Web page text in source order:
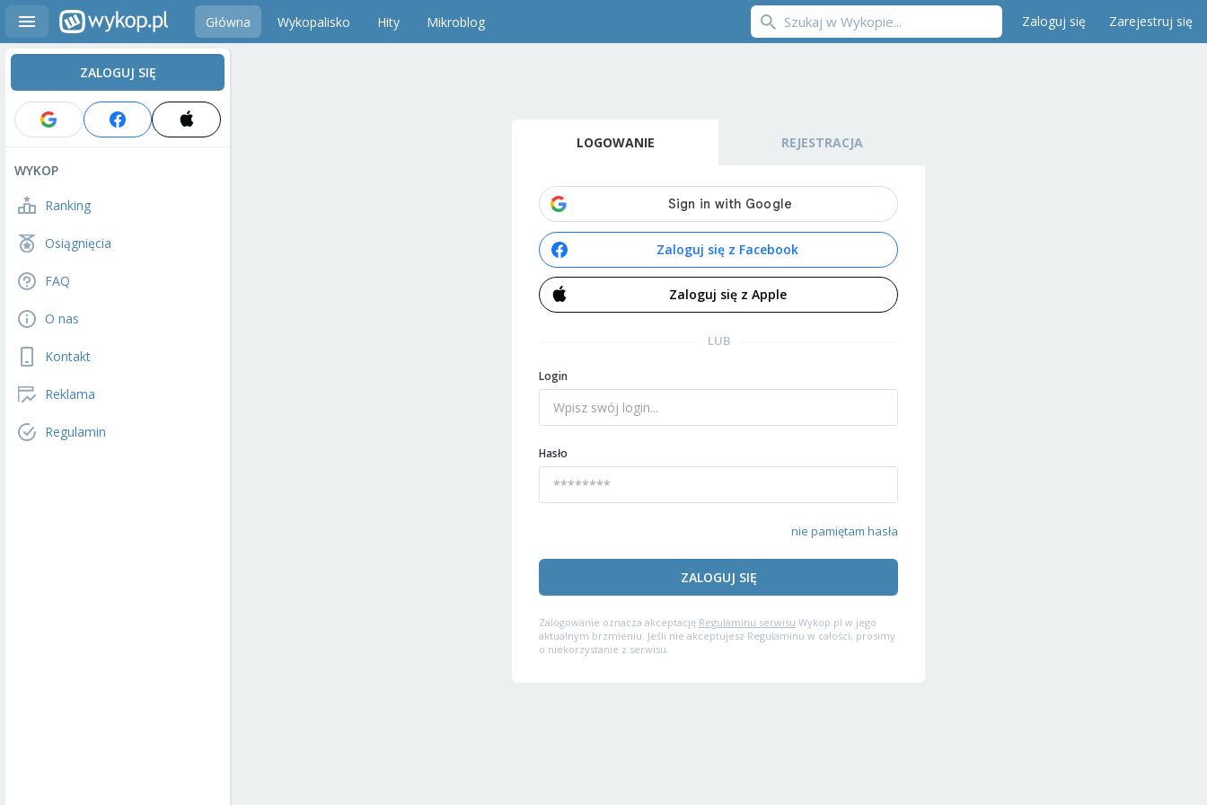
Główna Wykopalisko Hity Mikroblog Zaloguj się Zarejestruj się
ZALOGUJ SIĘ
WYKOP
Ranking
Osiągnięcia
FAQ
O nas
Kontakt
Reklama
Regulamin
LOGOWANIE REJESTRACJA
Zaloguj się z Facebook
Zaloguj się z Apple
LUB
Login
Hasło
nie pamiętam hasła
ZALOGUJ SIĘ
Zalogowanie oznacza akceptację Regulaminu serwisu Wykop.pl w jego
aktualnym brzmieniu. Jeśli nie akceptujesz Regulaminu w całości, prosimy
o niekorzystanie z serwisu.